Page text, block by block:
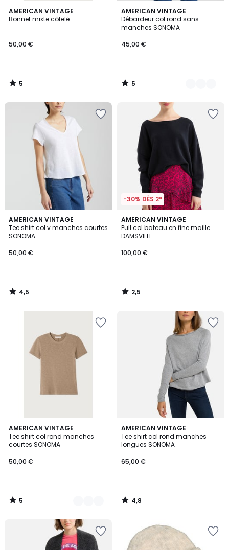
AMERICAN VINTAGE
Bonnet mixte côtelé
50,00 €
5
/
5
/
AMERICAN VINTAGE
Débardeur col rond sans
manches SONOMA
45,00 €
5
/
5
2
Couleurs
5
/
AMERICAN VINTAGE
Tee shirt col v manches courtes
SONOMA
50,00 €
4,5
/ 5
4,5
/
-30% DÈS 2*
AMERICAN VINTAGE
Pull col bateau en fine maille
DAMSVILLE
100,00 €
2,5
/ 5
2,5
/
AMERICAN VINTAGE
Tee shirt col rond manches
courtes SONOMA
50,00 €
5
/
5
2
Couleurs
5
/
AMERICAN VINTAGE
Tee shirt col rond manches
longues SONOMA
65,00 €
4,8
/ 5
4,8
/